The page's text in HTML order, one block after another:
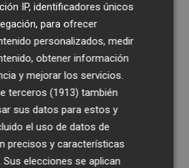
, consejero delegado de
forma parte del
de la compañía.
con un impulso
de nuestros nuevos
IP, identificadores únicos
para ofrecer
personalizados, medir
obtener información
y mejorar los servicios.
terceros (1913) también
sus datos para estos y
el uso de datos de
precisos y características
Sus elecciones se aplican